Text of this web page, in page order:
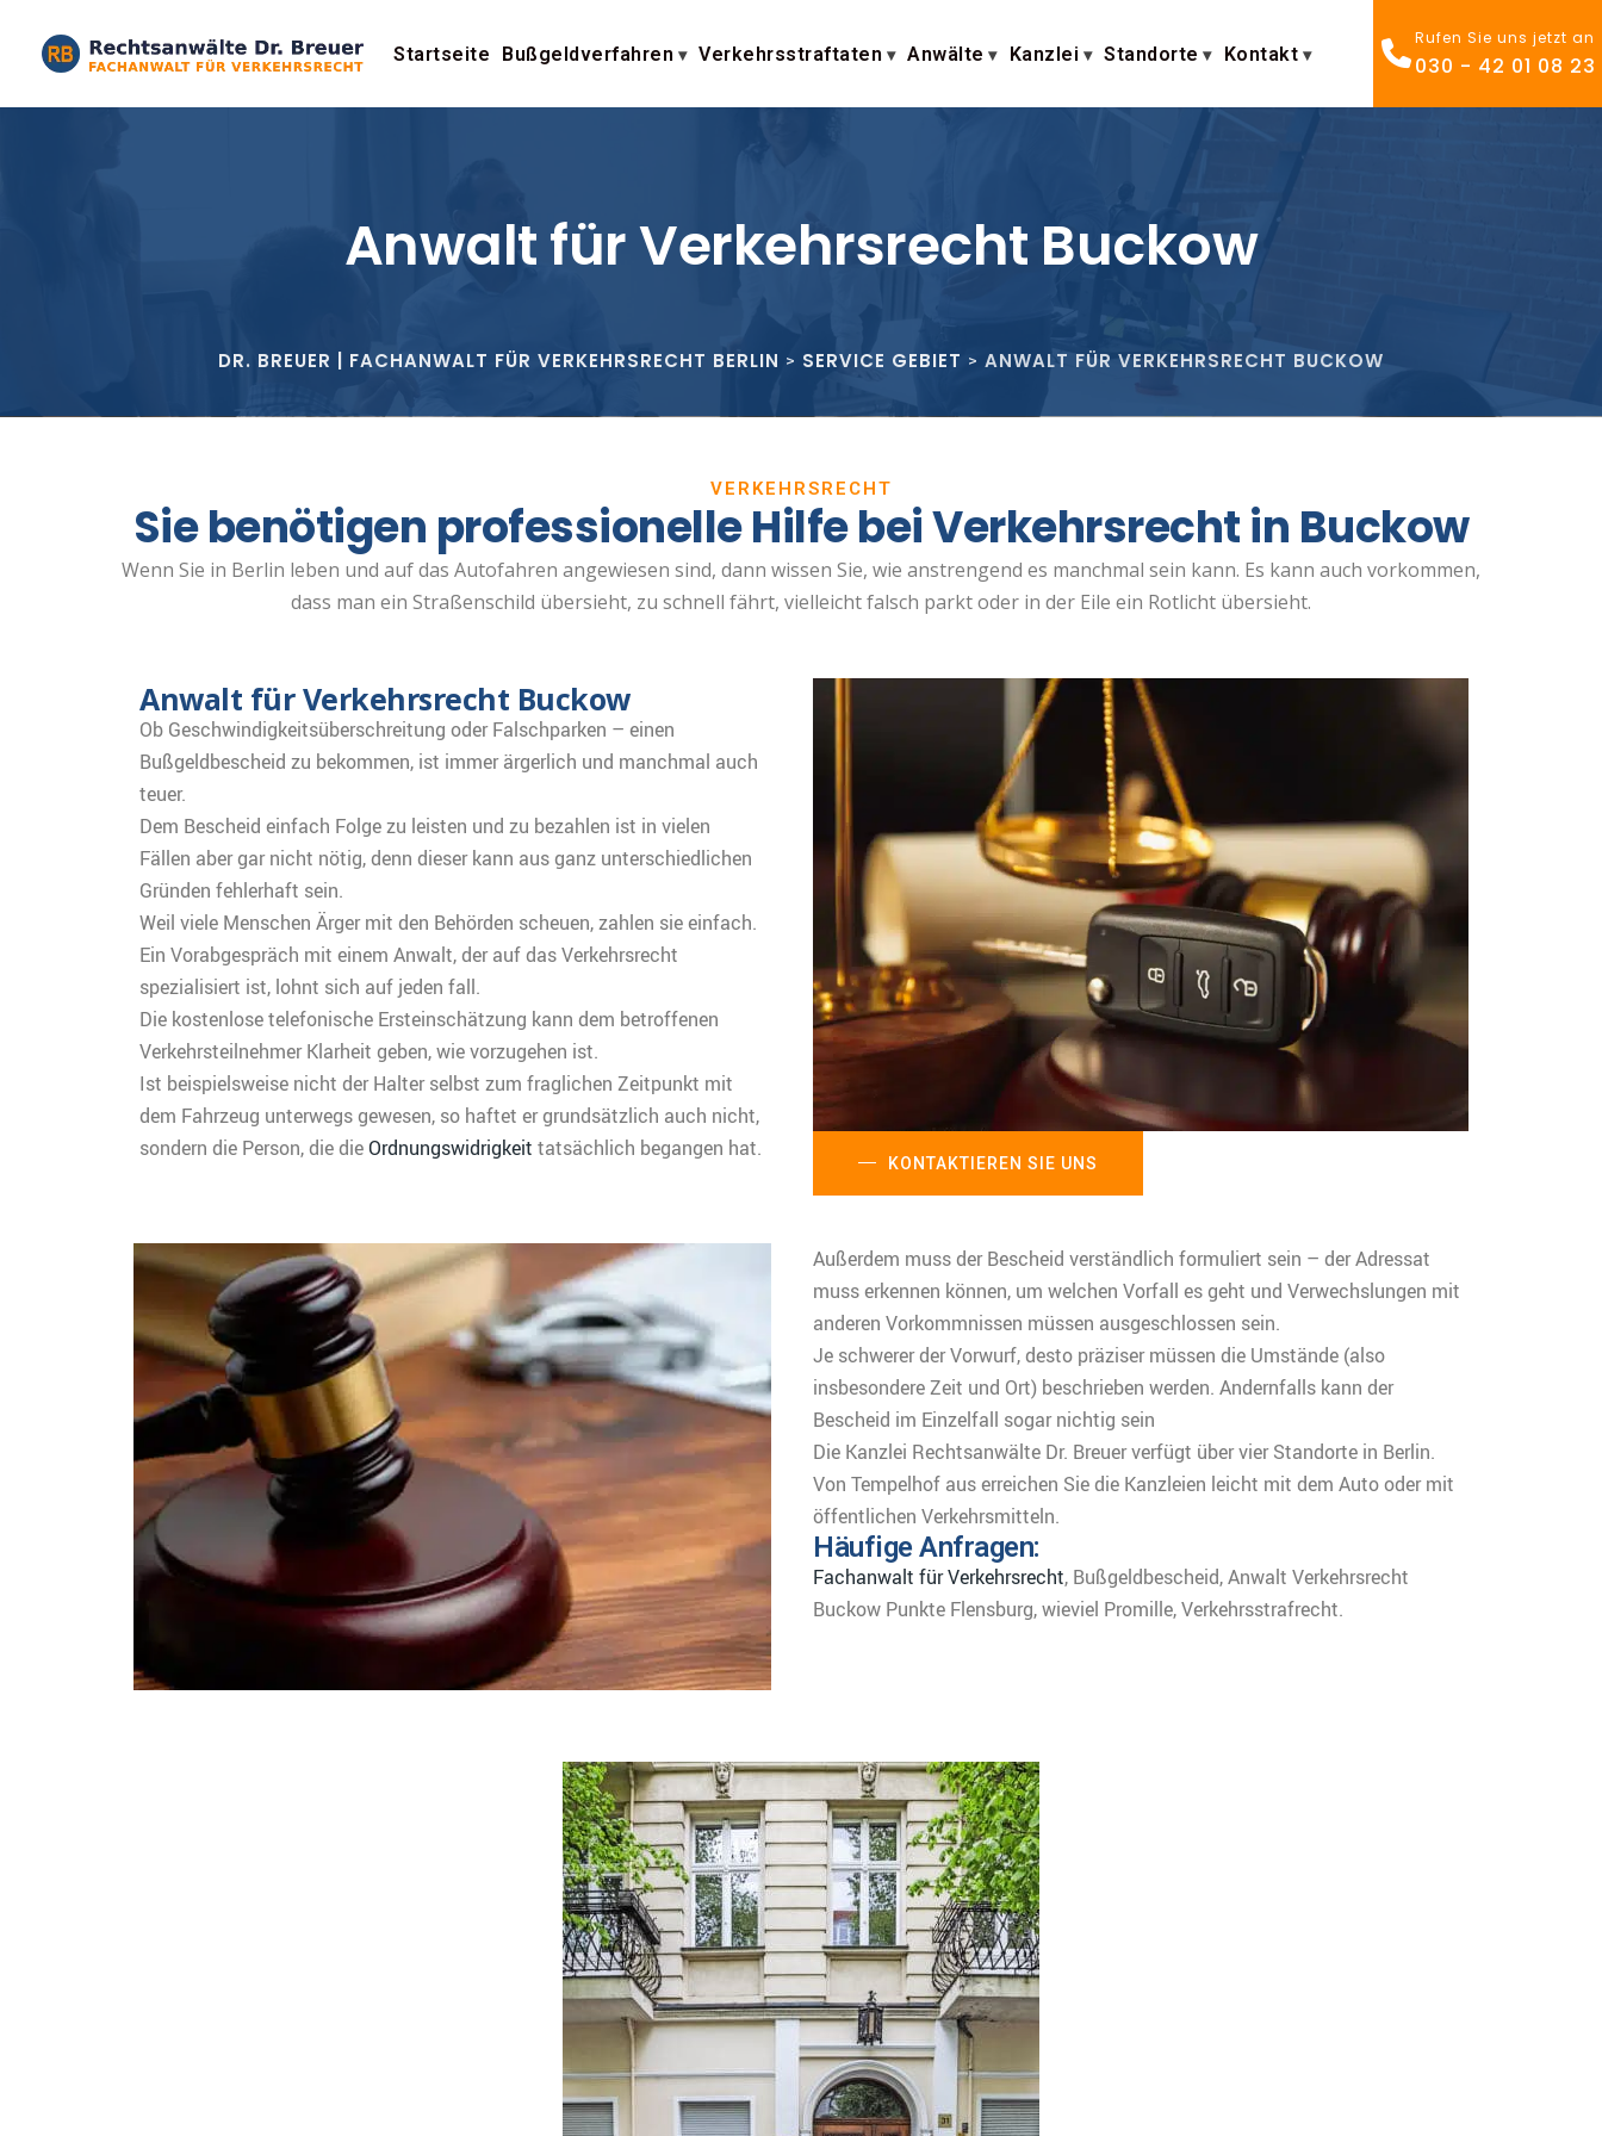
Startseite Bußgeldverfahren Verkehrsstraftaten Anwälte Kanzlei Standorte Kontakt
Rufen Sie uns jetzt an
030 - 42 01 08 23
Anwalt für Verkehrsrecht Buckow
DR. BREUER | FACHANWALT FÜR VERKEHRSRECHT BERLIN > SERVICE GEBIET > ANWALT FÜR VERKEHRSRECHT BUCKOW
VERKEHRSRECHT
Sie benötigen professionelle Hilfe bei Verkehrsrecht in Buckow
Wenn Sie in Berlin leben und auf das Autofahren angewiesen sind, dann wissen Sie, wie anstrengend es manchmal sein kann. Es kann auch vorkommen,
dass man ein Straßenschild übersieht, zu schnell fährt, vielleicht falsch parkt oder in der Eile ein Rotlicht übersieht.
Anwalt für Verkehrsrecht Buckow
Ob Geschwindigkeitsüberschreitung oder Falschparken – einen
Bußgeldbescheid zu bekommen, ist immer ärgerlich und manchmal auch
teuer.
Dem Bescheid einfach Folge zu leisten und zu bezahlen ist in vielen
Fällen aber gar nicht nötig, denn dieser kann aus ganz unterschiedlichen
Gründen fehlerhaft sein.
Weil viele Menschen Ärger mit den Behörden scheuen, zahlen sie einfach.
Ein Vorabgespräch mit einem Anwalt, der auf das Verkehrsrecht
spezialisiert ist, lohnt sich auf jeden fall.
Die kostenlose telefonische Ersteinschätzung kann dem betroffenen
Verkehrsteilnehmer Klarheit geben, wie vorzugehen ist.
Ist beispielsweise nicht der Halter selbst zum fraglichen Zeitpunkt mit
dem Fahrzeug unterwegs gewesen, so haftet er grundsätzlich auch nicht,
sondern die Person, die dieOrdnungswidrigkeit tatsächlich begangen hat.
KONTAKTIEREN SIE UNS
Außerdem muss der Bescheid verständlich formuliert sein – der Adressat
muss erkennen können, um welchen Vorfall es geht und Verwechslungen mit
anderen Vorkommnissen müssen ausgeschlossen sein.
Je schwerer der Vorwurf, desto präziser müssen die Umstände (also
insbesondere Zeit und Ort) beschrieben werden. Andernfalls kann der
Bescheid im Einzelfall sogar nichtig sein
Die Kanzlei Rechtsanwälte Dr. Breuer verfügt über vier Standorte in Berlin.
Von Tempelhof aus erreichen Sie die Kanzleien leicht mit dem Auto oder mit
öffentlichen Verkehrsmitteln.
Häufige Anfragen:
Fachanwalt für Verkehrsrecht, Bußgeldbescheid, Anwalt Verkehrsrecht
Buckow Punkte Flensburg, wieviel Promille, Verkehrsstrafrecht.